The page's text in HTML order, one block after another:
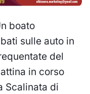
boato
sulle auto in
del
in corso
Scalinata di